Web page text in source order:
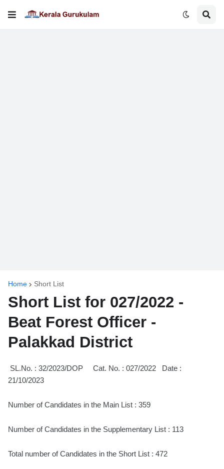
Home Short List
Short List for 027/2022 -
Beat Forest Officer -
Palakkad District
SL.No. : 32/2023/DOP Cat. No. : 027/2022 Date :
21/10/2023
Number of Candidates in the Main List : 359
Number of Candidates in the Supplementary List : 113
Total number of Candidates in the Short List : 472